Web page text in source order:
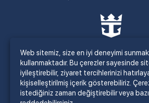
Web sitemiz, size en iyi deneyimi
kullanmaktadır. Bu çerezler sayesinde
iyileştirebilir, ziyaret tercihlerinizi
kişiselleştirilmiş içerik gösterebiliriz.
istediğiniz zaman değiştirebilir veya